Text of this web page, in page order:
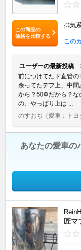
この商品の
価格を比較する
排気系
この
ユーザーの最新投稿
前につけてたド直管
余ってたデフ上、中
から？50Φだから？な
の、やっぱり上は ...
のすおぢ （愛車：ト
あなたの愛車の
匠マ